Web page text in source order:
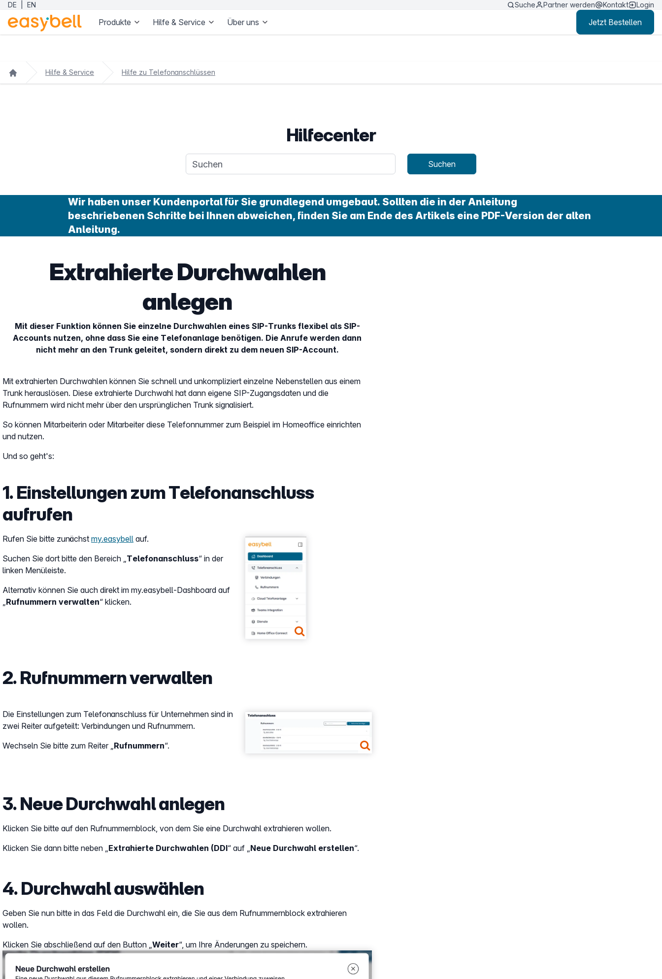
Zum Hauptinhalt springen
DE EN Suche Partner werden Kontakt Login
Produkte Hilfe & Service Über uns Jetzt Bestellen
Hilfe & Service Hilfe zu Telefonanschlüssen
Hilfecenter
Suchanfrage Suchen
Wir haben unser Kundenportal für Sie grundlegend umgebaut. Sollten die in der Anleitung
beschriebenen Schritte bei Ihnen abweichen, finden Sie am Ende des Artikels eine PDF-Version der alten
Anleitung.
Extrahierte Durchwahlen
anlegen
Mit dieser Funktion können Sie einzelne Durchwahlen eines SIP-Trunks flexibel als SIP-
Accounts nutzen, ohne dass Sie eine Telefonanlage benötigen. Die Anrufe werden dann
nicht mehr an den Trunk geleitet, sondern direkt zu dem neuen SIP-Account.
Mit extrahierten Durchwahlen können Sie schnell und unkompliziert einzelne Nebenstellen aus einem
Trunk herauslösen. Diese extrahierte Durchwahl hat dann eigene SIP-Zugangsdaten und die
Rufnummern wird nicht mehr über den ursprünglichen Trunk signalisiert.
So können Mitarbeiterin oder Mitarbeiter diese Telefonnummer zum Beispiel im Homeoffice einrichten
und nutzen.
Und so geht's:
1. Einstellungen zum Telefonanschluss
aufrufen
Show larger version
Rufen Sie bitte zunächst my.easybell auf.
Suchen Sie dort bitte den Bereich „Telefonanschluss“ in der
linken Menüleiste.
Alternativ können Sie auch direkt im my.easybell-Dashboard auf
„Rufnummern verwalten“ klicken.
2. Rufnummern verwalten
Show larger version
Die Einstellungen zum Telefonanschluss für Unternehmen sind in
zwei Reiter aufgeteilt: Verbindungen und Rufnummern.
Wechseln Sie bitte zum Reiter „Rufnummern“.
3. Neue Durchwahl anlegen
Klicken Sie bitte auf den Rufnummernblock, von dem Sie eine Durchwahl extrahieren wollen.
Klicken Sie dann bitte neben „Extrahierte Durchwahlen (DDI“ auf „Neue Durchwahl erstellen“.
Show larger version
4. Durchwahl auswählen
Geben Sie nun bitte in das Feld die Durchwahl ein, die Sie aus dem Rufnummernblock extrahieren
wollen.
Klicken Sie abschließend auf den Button „Weiter“, um Ihre Änderungen zu speichern.